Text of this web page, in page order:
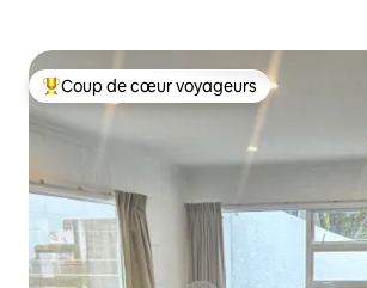
Coups de cœur voyageurs les plus
Coup de cœur voyageurs